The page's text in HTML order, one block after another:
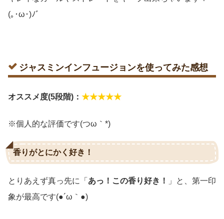
(｡･ω･)ﾉﾞ
ジャスミンインフュージョンを使ってみた感想
オススメ度(5段階)： ★★★★★
※個人的な評価です(つω｀*)
香りがとにかく好き！
とりあえず真っ先に「 あっ！この香り好き！
」と、第一印
象が最高です(●´ω｀●)